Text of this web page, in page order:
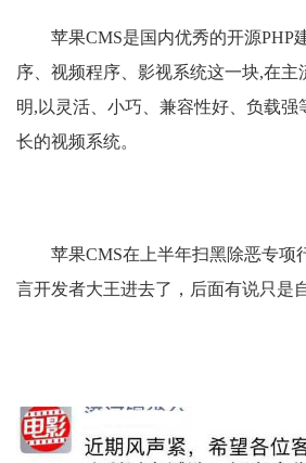
苹果CMS是国内优秀的开源PHP
序、视频程序、影视系统这一块,在主
明,以灵活、小巧、兼容性好、负载强
长的视频系统。
苹果CMS在上半年扫黑除恶专项
言开发者大王进去了，后面有说只是